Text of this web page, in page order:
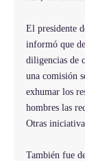
El presidente
informó que
diligencias de
una comisión
exhumar los
hombres las
Otras
También fue